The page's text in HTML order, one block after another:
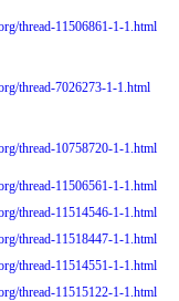
thread-11506861-1-1.html
thread-7026273-1-1.html
thread-10758720-1-1.html
thread-11506561-1-1.html
thread-11514546-1-1.html
thread-11518447-1-1.html
thread-11514551-1-1.html
thread-11515122-1-1.html